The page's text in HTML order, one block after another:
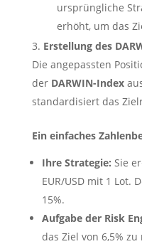
ursprüngliche
erhöht, um das
Erstellung des
Die angepassten
der DARWIN-Index
standardisiert das
Ein einfaches
Ihre Strategie: Sie
EUR/USD mit 1 Lot.
15%.
Aufgabe der Risk
das Ziel von 6,5%